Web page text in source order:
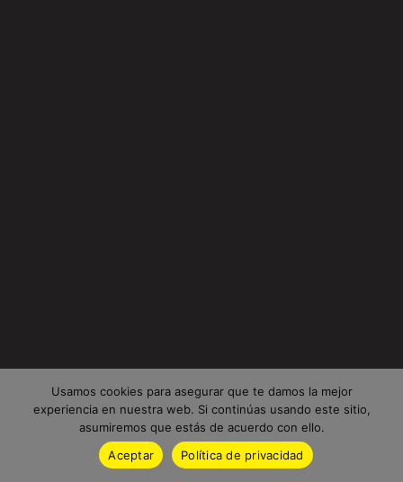
Usamos cookies para asegurar que te damos la mejor
experiencia en nuestra web. Si continúas usando este sitio,
asumiremos que estás de acuerdo con ello.
Aceptar
Política de privacidad